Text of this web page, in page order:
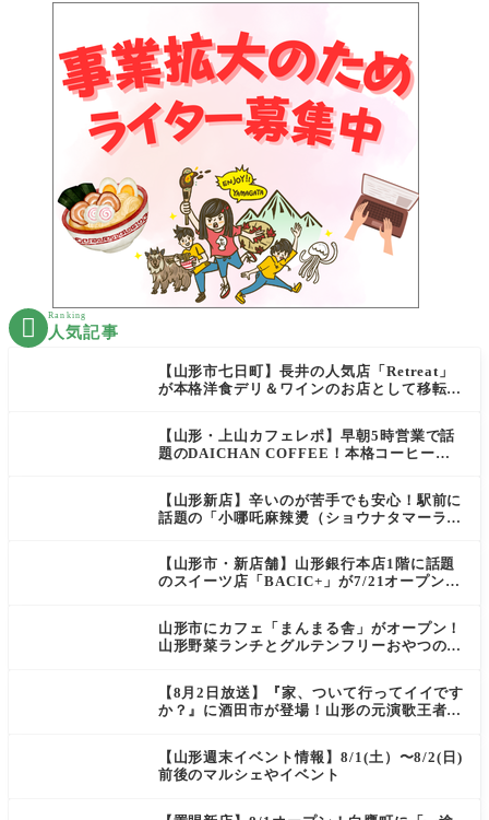
 Ranking
人気記事
【山形市七日町】長井の人気店「Retreat」
が本格洋食デリ＆ワインのお店として移転オ
【山形・上山カフェレポ】早朝5時営業で話
題のDAICHAN COFFEE！本格コーヒーを
【山形新店】辛いのが苦手でも安心！駅前に
話題の「小哪吒麻辣燙（ショウナタマーラー
【山形市・新店舗】山形銀行本店1階に話題
のスイーツ店「BACIC+」が7/21オープン！
山形市にカフェ「まんまる舎」がオープン！
山形野菜ランチとグルテンフリーおやつの新
【8月2日放送】『家、ついて行ってイイです
か？』に酒田市が登場！山形の元演歌王者
【山形週末イベント情報】8/1(土）〜8/2(日)
前後のマルシェやイベント